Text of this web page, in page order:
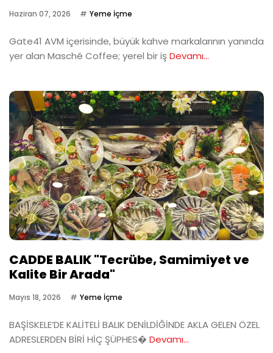
Haziran 07, 2026 Yeme İçme
Gate41 AVM içerisinde, büyük kahve markalarının yanında
yer alan Masché Coffee; yerel bir iş Devamı...
CADDE BALIK "Tecrübe, Samimiyet ve
Kalite Bir Arada"
Mayıs 18, 2026 Yeme İçme
BAŞİSKELE’DE KALİTELİ BALIK DENİLDİĞİNDE AKLA GELEN ÖZEL
ADRESLERDEN BİRİ HİÇ ŞÜPHES� Devamı...